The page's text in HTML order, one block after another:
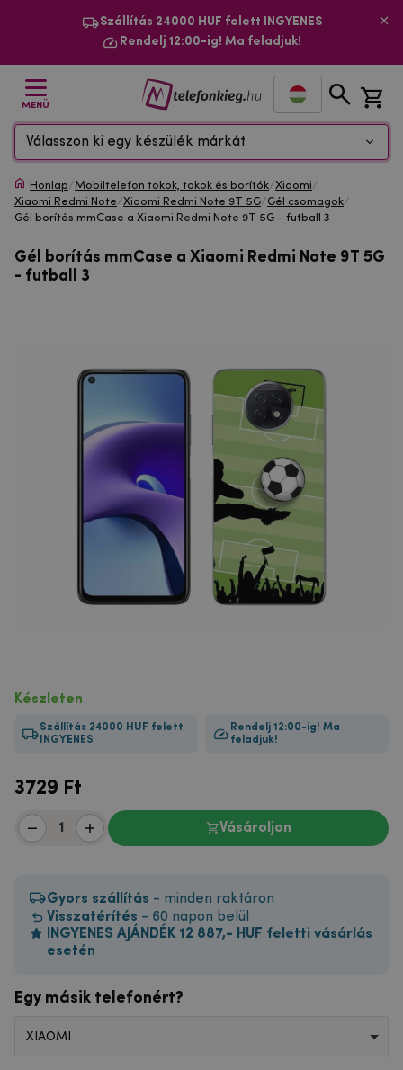
Szállítás 24000 HUF felett INGYENES
Rendelj 12:00-ig! Ma feladjuk!
MENÜ
Válasszon ki egy készülék márkát
Honlap/Mobiltelefon tokok, tokok és borítók/Xiaomi/
Xiaomi Redmi Note/Xiaomi Redmi Note 9T 5G/Gél csomagok/
Gél borítás mmCase a Xiaomi Redmi Note 9T 5G - futball 3
Gél borítás mmCase a Xiaomi Redmi Note 9T 5G
- futball 3
Készleten
Szállítás 24000 HUF felett
INGYENES
Rendelj 12:00-ig! Ma
feladjuk!
3729 Ft
Vásároljon
Gyors szállítás - minden raktáron
Visszatérítés - 60 napon belül
INGYENES AJÁNDÉK 12 887,- HUF feletti vásárlás
esetén
Egy másik telefonért?
XIAOMI